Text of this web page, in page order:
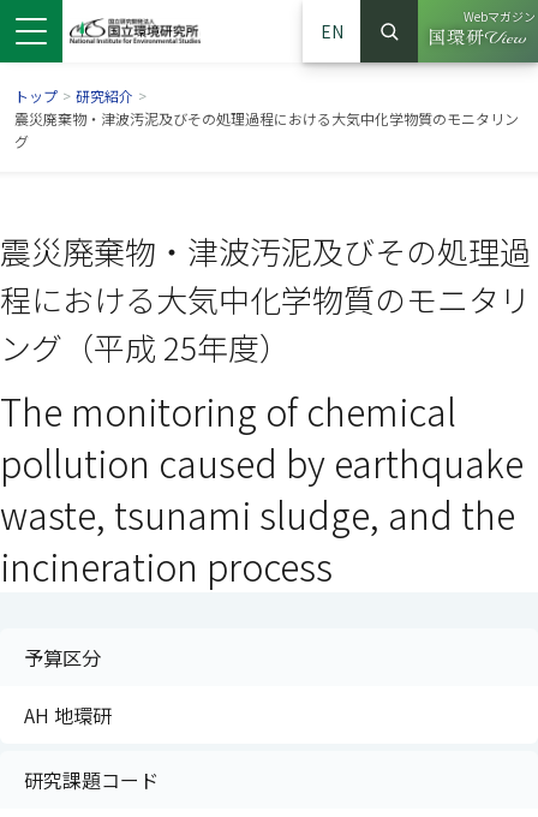
ドウで開きます）
ンドウで開きます）
ウインドウで開きます）
EN
サイト内検索
検索
Webマガジン
（別ウイ
トップ > 研究紹介 >
震災廃棄物・津波汚泥及びその処理過程における大気中化学物質のモニタリン
グ
震災廃棄物・津波汚泥及びその処理過
程における大気中化学物質のモニタリ
ング（平成 25年度）
The monitoring of chemical
pollution caused by earthquake
waste, tsunami sludge, and the
incineration process
予算区分
AH 地環研
研究課題コード